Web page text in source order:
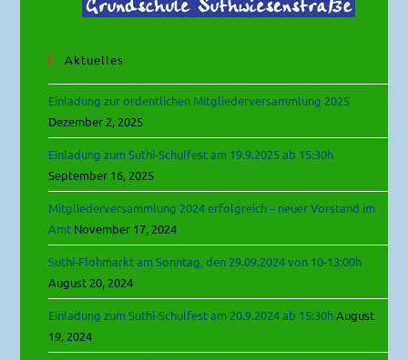
Aktuelles
Einladung zur ordentlichen Mitgliederversammlung 2025
Dezember 2, 2025
Einladung zum Suthi-Schulfest am 19.9.2025 ab 15:30h
September 16, 2025
Mitgliederversammlung 2024 erfolgreich – neuer Vorstand im
Amt November 17, 2024
Suthi-Flohmarkt am Sonntag, den 29.09.2024 von 10-13:00h
August 20, 2024
Einladung zum Suthi-Schulfest am 20.9.2024 ab 15:30h August
19, 2024